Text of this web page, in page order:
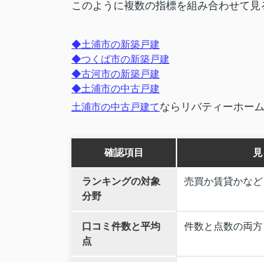
このように複数の指標を組み合わせて
◆土浦市の新築戸建
◆つくば市の新築戸建
◆古河市の新築戸建
◆土浦市の中古戸建
土浦市の中古戸建てならリバティーホー
確認項目
ランキングの対象
分野
売買か賃貸かなど
口コミ件数と平均
点
件数と点数の両方